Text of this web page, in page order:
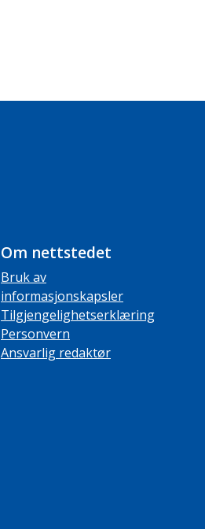
Om nettstedet
Bruk av
informasjonskapsler
Tilgjengelighetserklæring
Personvern
Ansvarlig redaktør